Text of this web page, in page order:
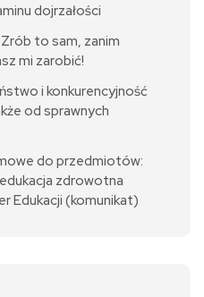
dojrzałości
to sam, zanim
mi zarobić!
i konkurencyjność
od sprawnych
do przedmiotów:
zdrowotna
Edukacji (komunikat)